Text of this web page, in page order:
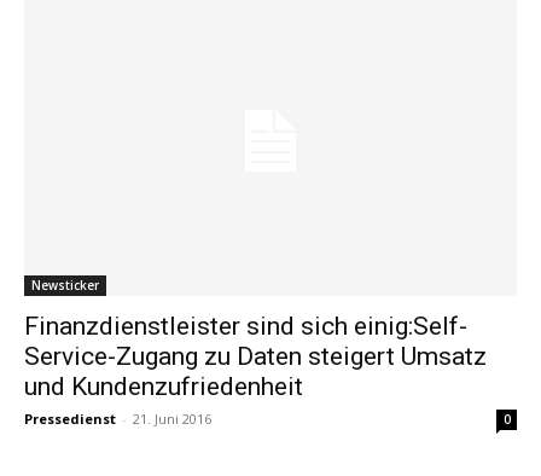
Newsticker
Finanzdienstleister sind sich einig:Self-
Service-Zugang zu Daten steigert Umsatz
und Kundenzufriedenheit
Pressedienst - 21. Juni 2016 0